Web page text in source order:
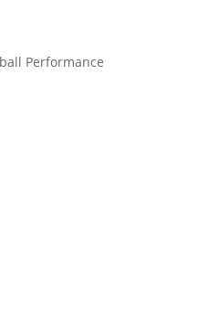
Performance